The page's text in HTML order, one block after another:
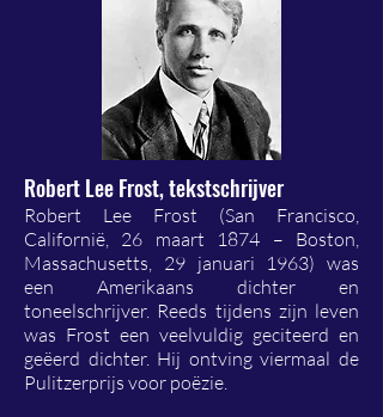
Robert Lee Frost, tekstschrijver
Robert Lee Frost (San Francisco,
Californië, 26 maart 1874 – Boston,
Massachusetts, 29 januari 1963) was
een Amerikaans dichter en
toneelschrijver. Reeds tijdens zijn leven
was Frost een veelvuldig geciteerd en
geëerd dichter. Hij ontving viermaal de
Pulitzerprijs voor poëzie.